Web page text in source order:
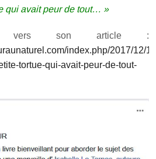
qui avait peur de tout… »
son article :
index.php/2017/12/
tortue-qui-avait-peur-de-tout-